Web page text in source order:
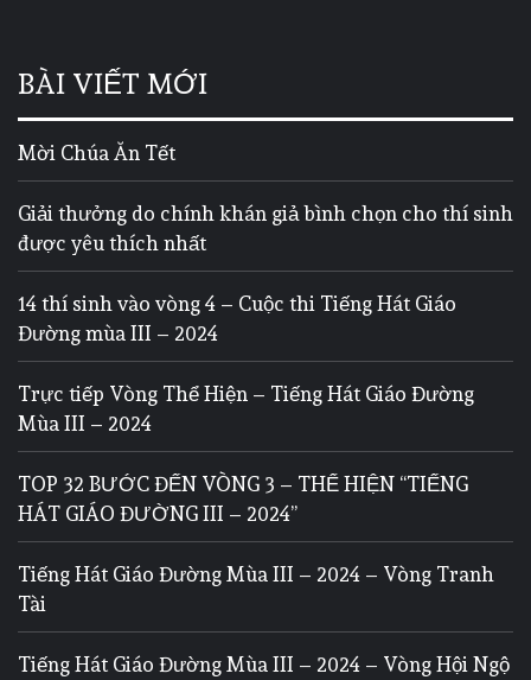
BÀI VIẾT MỚI
Mời Chúa Ăn Tết
Giải thưởng do chính khán giả bình chọn cho thí sinh
được yêu thích nhất
14 thí sinh vào vòng 4 – Cuộc thi Tiếng Hát Giáo
Đường mùa III – 2024
Trực tiếp Vòng Thể Hiện – Tiếng Hát Giáo Đường
Mùa III – 2024
TOP 32 BƯỚC ĐẾN VÒNG 3 – THỂ HIỆN “TIẾNG
HÁT GIÁO ĐƯỜNG III – 2024”
Tiếng Hát Giáo Đường Mùa III – 2024 – Vòng Tranh
Tài
Tiếng Hát Giáo Đường Mùa III – 2024 – Vòng Hội Ngộ